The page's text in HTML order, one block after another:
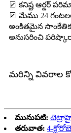
☑ కనిష్ట ఆర్డర్
☑ మేము 24
అంకితమైన సాంకేతిక
అనుసరించి
మరిన్ని వివరాల
మునుపటి:
తరువాత: 4-